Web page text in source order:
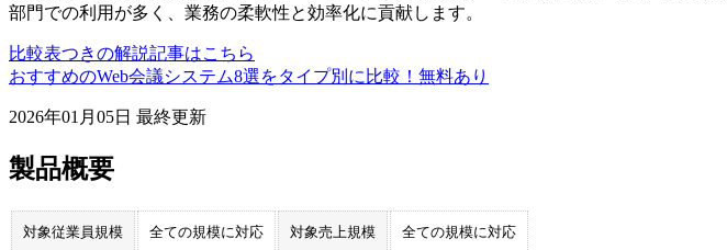
部門での利用が多く、業務の柔軟性と効率化に貢献します。
比較表つきの解説記事はこちら
おすすめのWeb会議システム8選をタイプ別に比較！無料あり
2026年01月05日 最終更新
製品概要
対象従業員規模 全ての規模に対応 対象売上規模 全ての規模に対応